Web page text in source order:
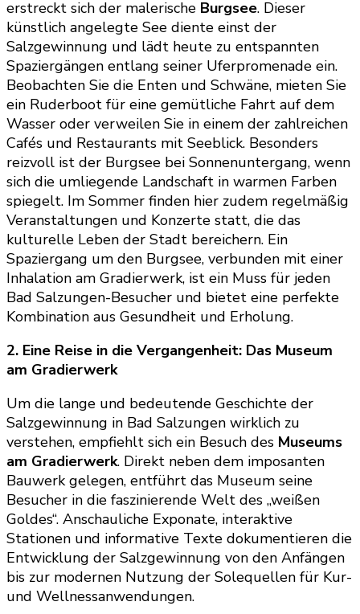
erstreckt sich der malerische Burgsee. Dieser
künstlich angelegte See diente einst der
Salzgewinnung und lädt heute zu entspannten
Spaziergängen entlang seiner Uferpromenade ein.
Beobachten Sie die Enten und Schwäne, mieten Sie
ein Ruderboot für eine gemütliche Fahrt auf dem
Wasser oder verweilen Sie in einem der zahlreichen
Cafés und Restaurants mit Seeblick. Besonders
reizvoll ist der Burgsee bei Sonnenuntergang, wenn
sich die umliegende Landschaft in warmen Farben
spiegelt. Im Sommer finden hier zudem regelmäßig
Veranstaltungen und Konzerte statt, die das
kulturelle Leben der Stadt bereichern. Ein
Spaziergang um den Burgsee, verbunden mit einer
Inhalation am Gradierwerk, ist ein Muss für jeden
Bad Salzungen-Besucher und bietet eine perfekte
Kombination aus Gesundheit und Erholung.
2. Eine Reise in die Vergangenheit: Das Museum
am Gradierwerk
Um die lange und bedeutende Geschichte der
Salzgewinnung in Bad Salzungen wirklich zu
verstehen, empfiehlt sich ein Besuch des Museums
am Gradierwerk. Direkt neben dem imposanten
Bauwerk gelegen, entführt das Museum seine
Besucher in die faszinierende Welt des „weißen
Goldes“. Anschauliche Exponate, interaktive
Stationen und informative Texte dokumentieren die
Entwicklung der Salzgewinnung von den Anfängen
bis zur modernen Nutzung der Solequellen für Kur-
und Wellnessanwendungen.